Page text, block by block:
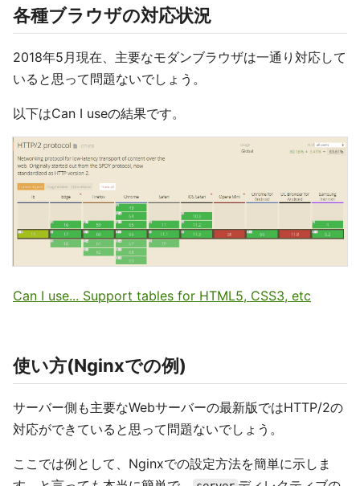
各種ブラウザの対応状況
2018年5月現在、主要なモダンブラウザは一通り対応して
いると思って問題ないでしょう。
以下はCan I useの結果です。
Can I use... Support tables for HTML5, CSS3, etc
使い方(Nginxでの例)
サーバー側も主要なWebサーバーの最新版ではHTTP/2の
対応ができていると思って問題ないでしょう。
ここでは例として、Nginxでの設定方法を簡単に示しま